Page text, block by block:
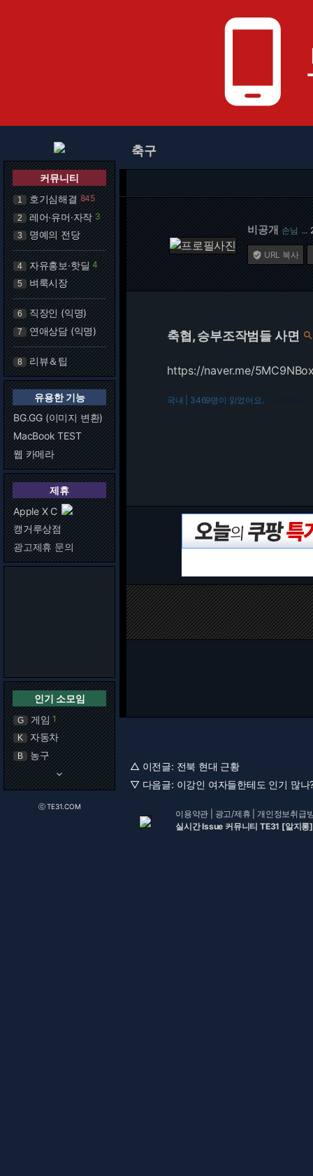
phone_android
커뮤니티
1 호기심해결 845
2 레어·유머·자작 3
3 명예의 전당
4 자유홍보·핫딜 4
5 벼룩시장
6 직장인 (익명)
7 연애상담 (익명)
8 리뷰＆팁
유용한 기능
BG.GG (이미지 변환)
MacBook TEST
웹 카메라
제휴
Apple X C
캥거루상점
광고제휴 문의
인기 소모임
G 게임 1
K 자동차
B 농구
keyboard_arrow_down
ⓒ TE31.COM
축구
비공개 손님 …
 URL 복사
축협, 승부조작범들 사면
https://naver.me/
국내 | 3469명이 읽었어요.
△ 이전글: 전북 현대 근황
▽ 다음글: 이강인 여자들한테도 인기 많나
이용약관 광고/제휴 |개인정보취급
실시간 Issue 커뮤니티 TE31 [알지